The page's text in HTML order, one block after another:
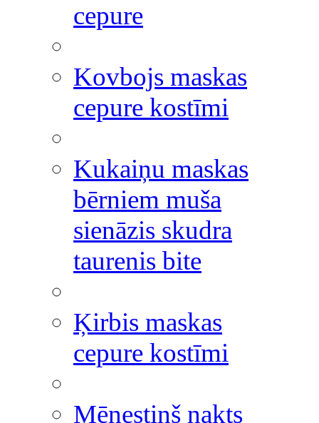
cepure
Kovbojs maskas
cepure kostīmi
Kukaiņu maskas
bērniem muša
sienāzis skudra
taurenis bite
Ķirbis maskas
cepure kostīmi
Mēnestiņš nakts